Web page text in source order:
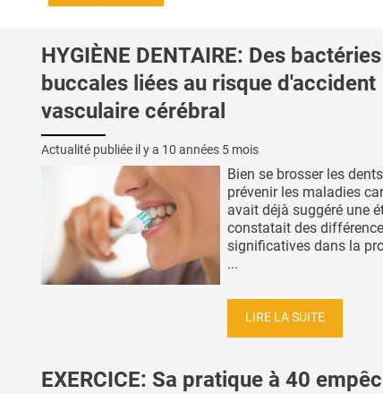
HYGIÈNE DENTAIRE: Des bactéries
buccales liées au risque d'accident
vasculaire cérébral
Actualité publiée il y a 10 années 5 mois
Bien se brosser les
prévenir les maladies
avait déjà suggéré une
constatait des
significatives dans la
...
LIRE LA SUITE
EXERCICE: Sa pratique à 40